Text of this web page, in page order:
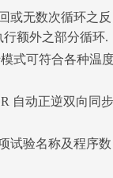
或无数次循环之反
额外之部分循环.
式可符合各种温
自动正逆双向同步
试验名称及程序数